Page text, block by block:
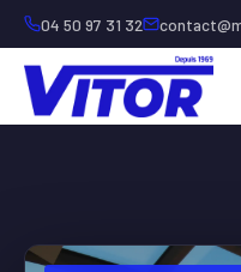
04 50 97 31 32